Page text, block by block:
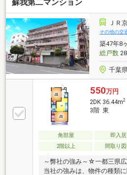
を見据えて立てなければい
や悩みを『見える化』して
切りましょう。■業界初の
【TOHO HOUSE CLUB】『
ではなくスタートです。お
し』の安心と安全を守るサ
てます。お気軽にお問合せ下
蘇我第二マンション
ＪＲ
その他の交
築47年8
総戸数
千葉
550万円
2DK 36.44m2
3階 東
角部屋 即入
2階以上
間取り
～弊社の強み～☆一都三県
当社の強みは、物件の種類